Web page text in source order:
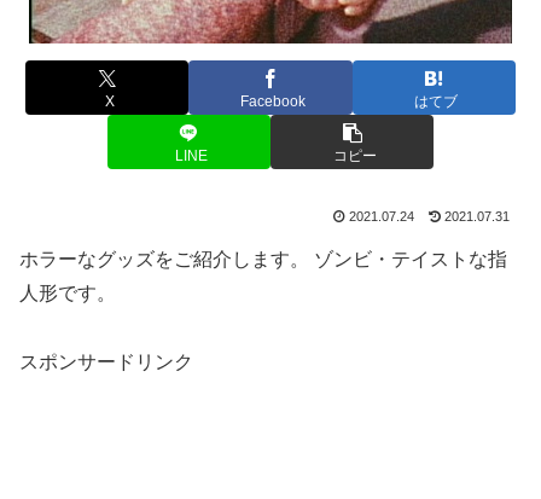
X Facebook はてブ
LINE コピー
2021.07.24 2021.07.31
ホラーなグッズをご紹介します。 ゾンビ・テイストな指
人形です。
スポンサードリンク